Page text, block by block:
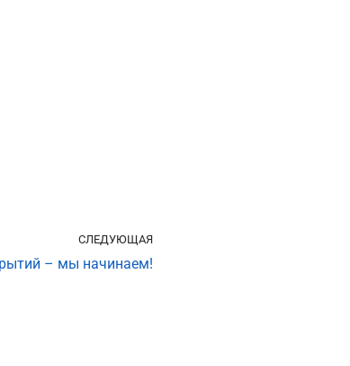
СЛЕДУЮЩАЯ
– мы начинаем!